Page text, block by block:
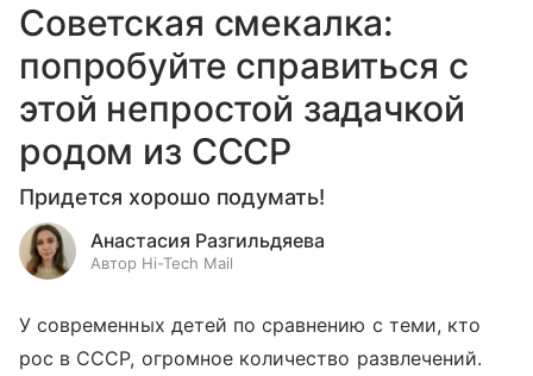
Советская смекалка:
попробуйте справиться с
этой непростой задачкой
родом из СССР
Придется хорошо подумать!
Анастасия Разгильдяева
Автор Hi-Tech Mail
У современных детей по сравнению с теми, кто
рос в СССР, огромное количество развлечений.